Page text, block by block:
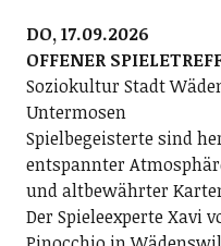
DO, 17.09.2026
OFFENER
Soziokultur Stadt
Untermosen
Spielbegeisterte sind
entspannter
und altbewährter
Der Spieleexperte Xavi